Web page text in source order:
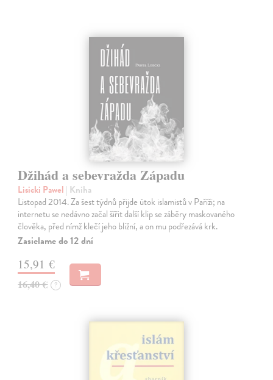
Džihád a sebevražda Západu
Lisicki Pawel | Kniha
Listopad 2014. Za šest týdnů přijde útok islamistů v Paříži; na
internetu se nedávno začal šířit další klip se záběry maskovaného
člověka, před nímž klečí jeho bližní, a on mu podřezává krk.
Zasielame do 12 dní
15,91 €
16,40 € ?